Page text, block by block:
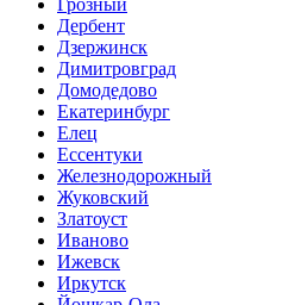
Дербент
Дзержинск
Димитровград
Домодедово
Екатеринбург
Елец
Ессентуки
Железнодорожный
Жуковский
Златоуст
Иваново
Ижевск
Иркутск